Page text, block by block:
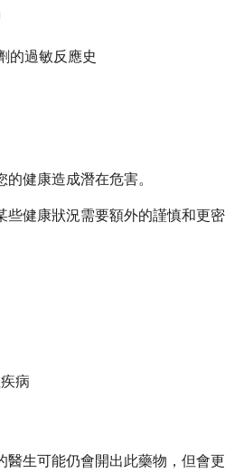
的過敏反應史
健康造成潛在危害。
些健康狀況需要額外的謹慎和更密
病
醫生可能仍會開出此藥物，但會更